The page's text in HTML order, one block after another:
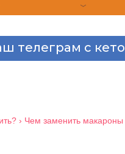
телеграм с
› Чем заменить макароны